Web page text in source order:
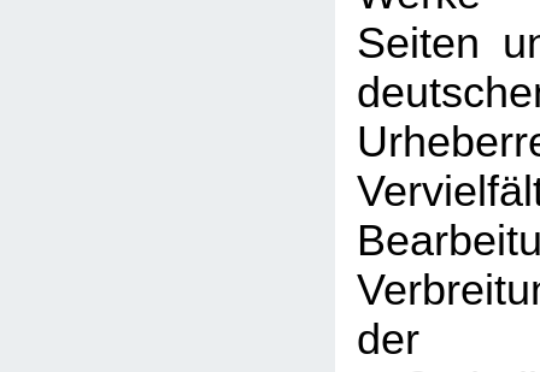
Seiten
der